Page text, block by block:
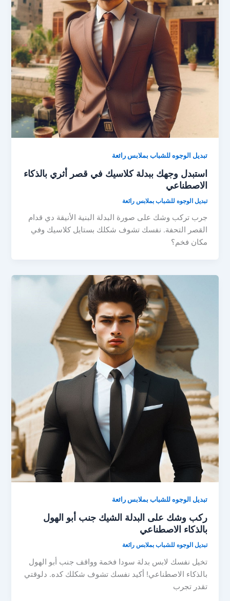
تبديل الوجوه للشباب بملابس رائعة
استبدل وجهك ببدلة كلاسيك في قصر أثري بالذكاء
الاصطناعي
تبديل الوجوه للشباب بملابس رائعة
جرب تركب وشك على صورة البدلة البنية الأنيقة دي قدام
القصر التحفة. نفسك تشوف شكلك بستايل كلاسيك وفي
مكان فخم؟
تبديل الوجوه للشباب بملابس رائعة
ركب وشك على البدلة الشيك جنب أبو الهول
بالذكاء الاصطناعي
تبديل الوجوه للشباب بملابس رائعة
تخيل نفسك لابس بدلة سودا فخمة وواقف جنب أبو الهول
بالذكاء الاصطناعي! أكيد نفسك تشوف شكلك كده. دلوقتي
تقدر تجرب